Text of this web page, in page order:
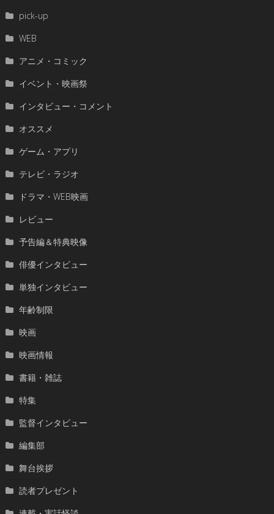
pick-up
WEB
アニメ・コミック
イベント・映画祭
インタビュー・コメント
オススメ
ゲーム・アプリ
テレビ・ラジオ
ドラマ・WEB映画
レビュー
予告編＆特典映像
俳優インタビュー
単独インタビュー
年齢制限
映画
映画情報
書籍・雑誌
特集
監督インタビュー
編集部
舞台挨拶
読者プレゼント